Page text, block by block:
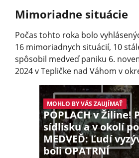
Mimoriadne situácie
Počas tohto roka bolo
16 mimoriadnych situácií, 10
spôsobil medveď paniku 6.
2024 v Tepličke nad Váhom v
MOHLO BY VÁS ZAUJÍMAŤ
POPLACH v Žiline!
sídlisku a v okolí
MEDVEĎ: Ľudí
boli OPATRNÍ